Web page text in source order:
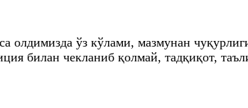
ўз кўлами, мазмунан
билан чекланиб қолмай, тадқиқот,